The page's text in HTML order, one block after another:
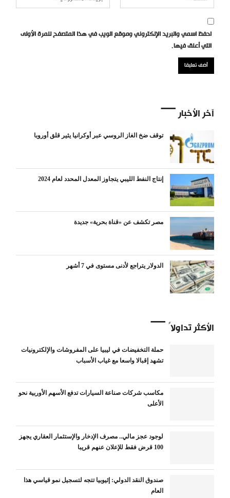
احفظ اسمي والبريد الإلكتروني وموقع الويب في هذا المتصفح للمرة الأولى
التي أعلق فيها.
آخر الأخبار
توقف ضخ الغاز الروسي عبر أوكرانيا يثير قلق أوروبا
إنتاج النفط الليبي يتجاوز المعدل المحدد لعام 2024
مصر تكشف عن «قناة بحرية» جديدة
الدولار يتراجع لأدنى مستوى في 7 أشهر
الأكثر تداولاً
حملة التخفيضات في ليبيا على المفروشات والإلكترونيات
تشهد إقبالا واسعا مع غياب الأسباب
مكاسب شركات صناعة السيارات تدفع الأسهم الأوربية نحو
الأعلى
لوجود عجز مالي.. مصرف الإدخار والإستثمار العقاري يجهز
100 قرض فقط للإعلان عنهم قريبا
صندوق النقد الدولي: إثيوبيا تتجه لتسجيل نمو قياسي هذا
العام